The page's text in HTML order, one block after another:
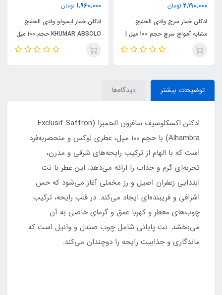
2,190,000 تومان
ادکلن خمار سرچ وادی الخلیج
مشابه آمواج سرچ حجم 100 میل |
KHUMAR Search Eau de
1,960,000 تومان
ادکلن خمار ابسولو وادی الخلیج
KHUMAR ABSOLO حجم 100 میل
| مشابه اورجینال ایو سن لورن مای
توضیحات بیشتر دیدگاه‌ها
ادکلن اکسکلوسیف سافرون الحمبرا (Exclusif Saffron
Alhambra) با حجم 100 میل، عطری لوکس و منحصربه‌فرد
است که با الهام از ترکیب رایحه‌های شرقی و مدرن،
تجربه‌ای گرم و جذاب را ارائه می‌دهد. این عطر با نت
ابتدایی زعفران اصیل و رز مخملی آغاز می‌شود که حس
اشرافی و فریبنده‌ای ایجاد می‌کند. در قلب رایحه، ترکیب
چوب‌های معطر و کهربا عمق و گرمای خاصی به آن
می‌بخشد. نت پایانی شامل چوب صندل و وانیل است که
ماندگاری و جذابیت رایحه را دوچندان می‌کند.